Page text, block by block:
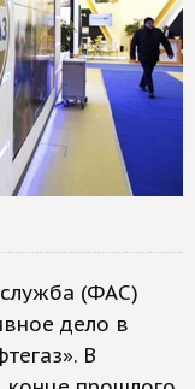
(ФАС)
дело в
В